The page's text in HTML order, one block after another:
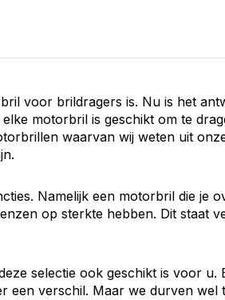
voor brildragers is. Nu is het
motorbril is geschikt om te
waarvan wij weten uit
Namelijk een motorbril die je
op sterkte hebben. Dit staat
selectie ook geschikt is voor u.
een verschil. Maar we durven wel